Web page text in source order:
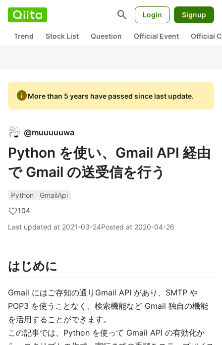
search Login Signup
Trend Stock List Question Official Event Official
infoMore than 5 years have passed since last update.
@muuuuuwa
Python を使い、Gmail API 経由
で Gmail の送受信を行う
Python
GmailApi
104
Last updated at 2021-03-24Posted at 2020-04-26
はじめに
Gmail にはご存知の通りGmail API があり、SMTP や
POP3 を使うことなく、検索機能など Gmail 独自の機能
を活用することができます。
この記事では、Python を使って Gmail API の有効化か